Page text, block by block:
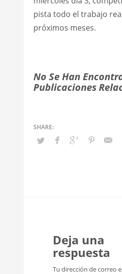
pista todo el trabajo
próximos meses.
No Se Han
Publicaciones
Deja una
respuesta
Tu dirección de correo